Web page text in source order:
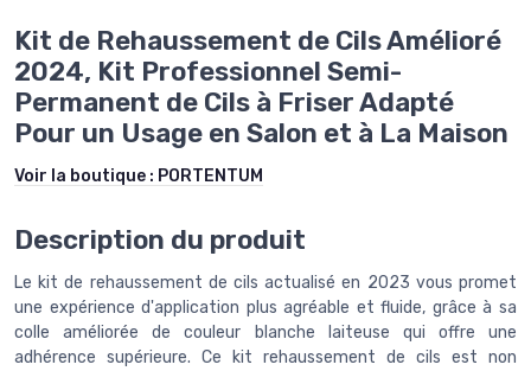
Kit de Rehaussement de Cils Amélioré
2024, Kit Professionnel Semi-
Permanent de Cils à Friser Adapté
Pour un Usage en Salon et à La Maison
Voir la boutique : PORTENTUM
Description du produit
Le kit de rehaussement de cils actualisé en 2023 vous promet
une expérience d'application plus agréable et fluide, grâce à sa
colle améliorée de couleur blanche laiteuse qui offre une
adhérence supérieure. Ce kit rehaussement de cils est non